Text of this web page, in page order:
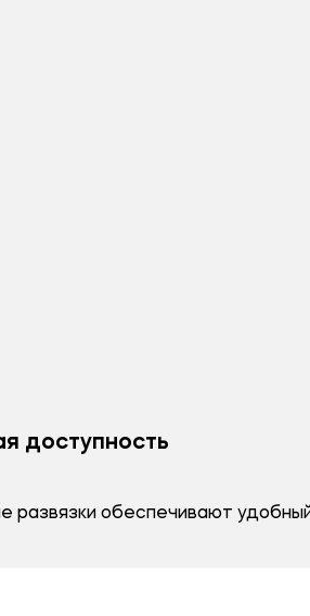
доступность
развязки обеспечивают